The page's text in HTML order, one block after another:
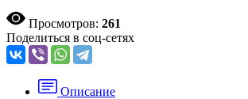
Просмотров: 261
Поделиться в соц-сетях
Описание